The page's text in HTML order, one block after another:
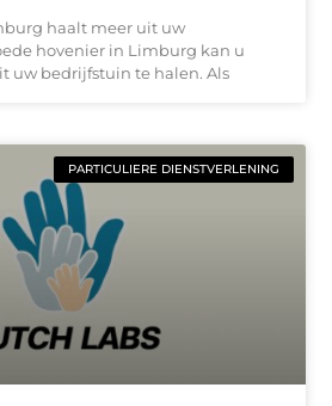
haalt meer uit uw
hovenier in Limburg kan u
uw bedrijfstuin te halen. Als
PARTICULIERE DIENSTVERLENING